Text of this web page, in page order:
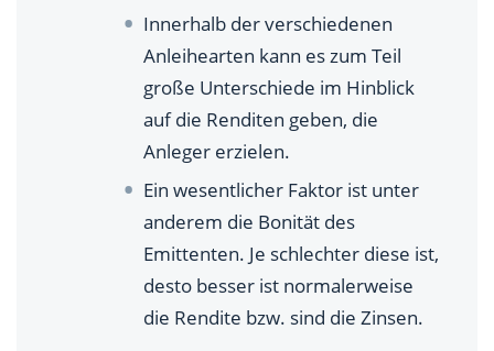
Innerhalb der verschiedenen
Anleihearten kann es zum Teil
große Unterschiede im Hinblick
auf die Renditen geben, die
Anleger erzielen.
Ein wesentlicher Faktor ist unter
anderem die Bonität des
Emittenten. Je schlechter diese ist,
desto besser ist normalerweise
die Rendite bzw. sind die Zinsen.